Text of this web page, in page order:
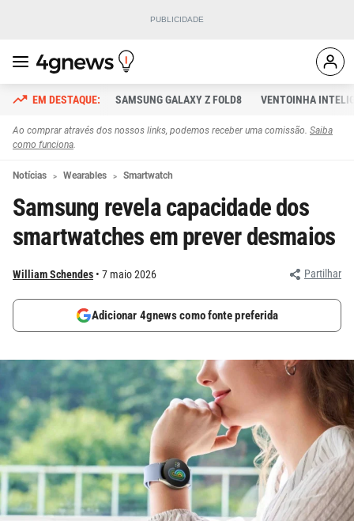
SAMSUNG GALAXY Z FOLD8 VENTOINHA
Ao comprar através dos nossos links, podemos receber uma comissão. Saiba
como funciona.
Notícias Wearables Smartwatch
Samsung revela capacidade dos
smartwatches em prever desmaios
William Schendes 7 maio 2026 Partilhar
Adicionar 4gnews como fonte preferida